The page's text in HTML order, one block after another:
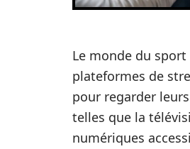
Le monde du
plateformes de
pour regarder
telles que la
numériques